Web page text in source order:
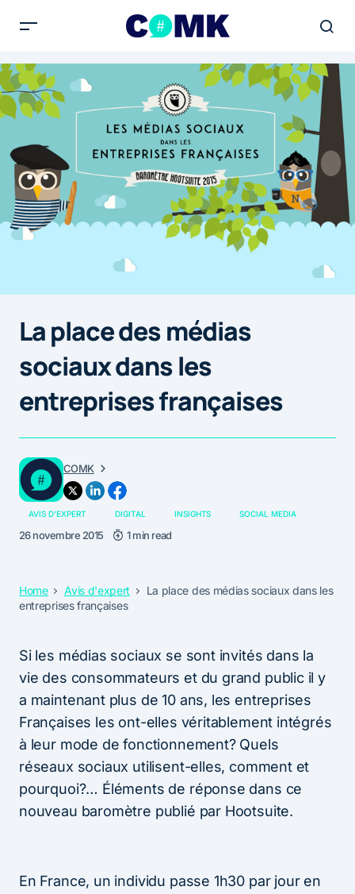
La place des médias
sociaux dans les
entreprises françaises
COMK
AVIS D'EXPERT DIGITAL INSIGHTS SOCIAL MEDIA
26 novembre 2015 1 min read
Home Avis d'expert
La place des médias sociaux dans les
entreprises françaises
Si les médias sociaux se sont invités dans la
vie des consommateurs et du grand public il y
a maintenant plus de 10 ans, les entreprises
Françaises les ont-elles véritablement intégrés
à leur mode de fonctionnement? Quels
réseaux sociaux utilisent-elles, comment et
pourquoi?… Éléments de réponse dans ce
nouveau baromètre publié par Hootsuite.
En France, un individu passe 1h30 par jour en